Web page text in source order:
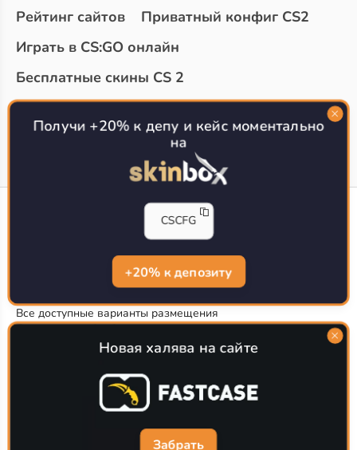
Рейтинг сайтов
Приватный конфиг CS2
Играть в CS:GO онлайн
Бесплатные скины CS 2
Топ сайтов с халявой КС 2
О проекте
CS-CONFIG.com © 2020-2026 г.
Политика конфиденциальности
РЕКЛАМА НА САЙТЕ
Все доступные варианты размещения
Согласие на обработку данных
О CS-CONFIG.COM
CFG pro CS 2 - именно это мы и размещаем на нашем
проекте, иными словами мы предоставляем пользователям
конфиги про игроков кс2. Также вы сможете
самостоятельно поделиться своими настройками с другими
Получи +20% к депу и кейс моментально
на
CSCFG
+20% к депозиту
Новая халява на сайте
Забрать